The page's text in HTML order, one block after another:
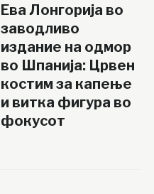
Ева Лонгорија во
заводливо
издание на одмор
во Шпанија: Црвен
костим за капење
и витка фигура во
фокусот